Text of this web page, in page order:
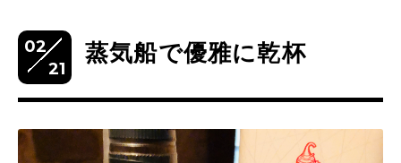
02
21
蒸気船で優雅に乾杯